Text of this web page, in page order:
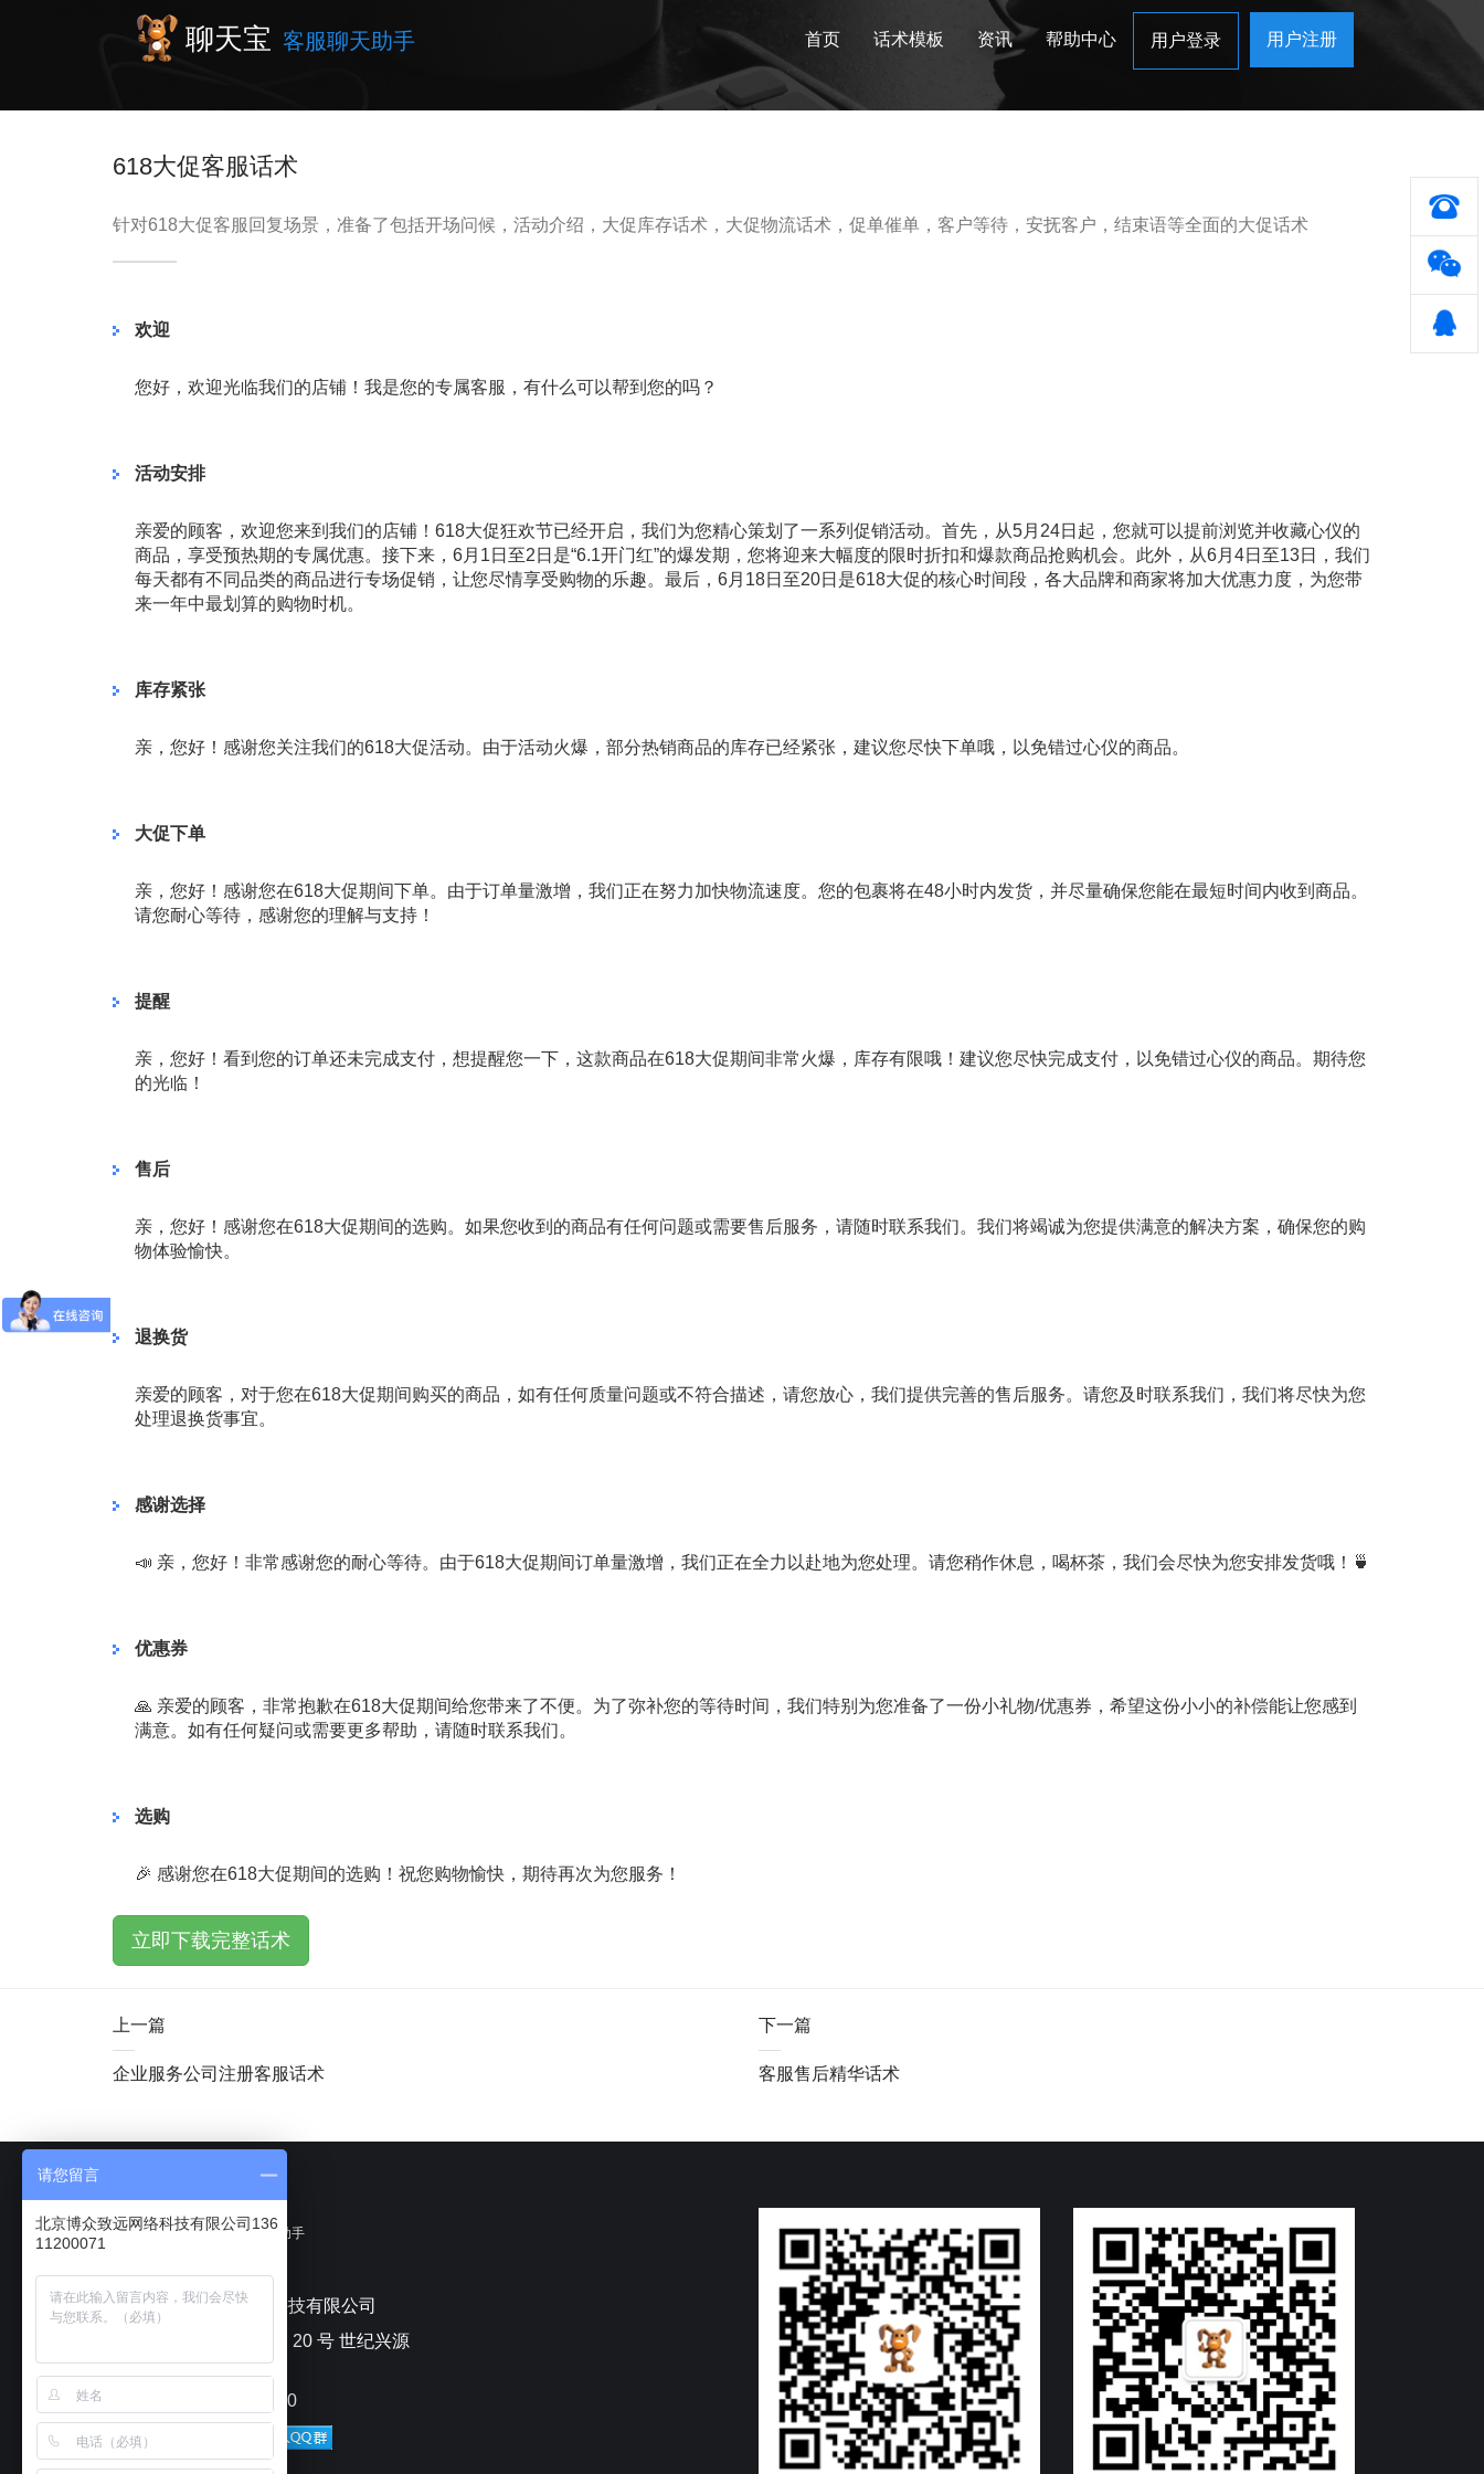
聊天宝 客服聊天助手 首页 话术模板 资讯 帮助中心 用户登录 用户注册
618大促客服话术
针对618大促客服回复场景，准备了包括开场问候，活动介绍，大促库存话术，大促物流话术，促单催单，客户等待，安抚客户，结束语等全面的大促话术
欢迎
您好，欢迎光临我们的店铺！我是您的专属客服，有什么可以帮到您的吗？
活动安排
亲爱的顾客，欢迎您来到我们的店铺！618大促狂欢节已经开启，我们为您精心策划了一系列促销活动。首先，从5月24日起，您就可以提前浏览并收藏心仪的
商品，享受预热期的专属优惠。接下来，6月1日至2日是“6.1开门红”的爆发期，您将迎来大幅度的限时折扣和爆款商品抢购机会。此外，从6月4日至13日，我们
每天都有不同品类的商品进行专场促销，让您尽情享受购物的乐趣。最后，6月18日至20日是618大促的核心时间段，各大品牌和商家将加大优惠力度，为您带
来一年中最划算的购物时机。
库存紧张
亲，您好！感谢您关注我们的618大促活动。由于活动火爆，部分热销商品的库存已经紧张，建议您尽快下单哦，以免错过心仪的商品。
大促下单
亲，您好！感谢您在618大促期间下单。由于订单量激增，我们正在努力加快物流速度。您的包裹将在48小时内发货，并尽量确保您能在最短时间内收到商品。
请您耐心等待，感谢您的理解与支持！
提醒
亲，您好！看到您的订单还未完成支付，想提醒您一下，这款商品在618大促期间非常火爆，库存有限哦！建议您尽快完成支付，以免错过心仪的商品。期待您
的光临！
售后
亲，您好！感谢您在618大促期间的选购。如果您收到的商品有任何问题或需要售后服务，请随时联系我们。我们将竭诚为您提供满意的解决方案，确保您的购
物体验愉快。
退换货
亲爱的顾客，对于您在618大促期间购买的商品，如有任何质量问题或不符合描述，请您放心，我们提供完善的售后服务。请您及时联系我们，我们将尽快为您
处理退换货事宜。
感谢选择
📣 亲，您好！非常感谢您的耐心等待。由于618大促期间订单量激增，我们正在全力以赴地为您处理。请您稍作休息，喝杯茶，我们会尽快为您安排发货哦！🍵
优惠券
🙏 亲爱的顾客，非常抱歉在618大促期间给您带来了不便。为了弥补您的等待时间，我们特别为您准备了一份小礼物/优惠券，希望这份小小的补偿能让您感到
满意。如有任何疑问或需要更多帮助，请随时联系我们。
选购
🎉 感谢您在618大促期间的选购！祝您购物愉快，期待再次为您服务！
立即下载完整话术
上一篇
企业服务公司注册客服话术
下一篇
客服售后精华话术
聊天宝客服聊天助手
北京博众致远网络科技有限公司
北京市朝阳区安苑路 20 号 世纪兴源
大厦
电话：010-82433070
请您留言
北京博众致远网络科技有限公司136
11200071